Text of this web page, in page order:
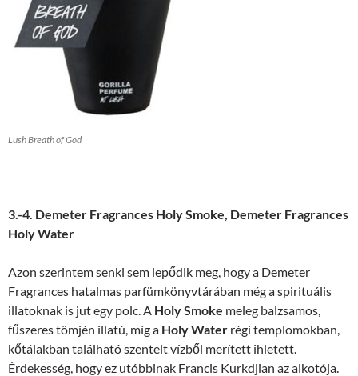
Lush Breath of God
3.-4. Demeter Fragrances Holy Smoke, Demeter Fragrances
Holy Water
Azon szerintem senki sem lepődik meg, hogy a Demeter
Fragrances hatalmas parfümkönyvtárában még a spirituális
illatoknak is jut egy polc. A Holy Smoke meleg balzsamos,
fűszeres tömjén illatú, míg a Holy Water régi templomokban,
kőtálakban található szentelt vízből merített ihletett.
Érdekesség, hogy ez utóbbinak Francis Kurkdjian az alkotója.